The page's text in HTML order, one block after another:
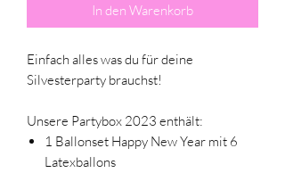
In den Warenkorb
Einfach alles was du für deine
Silvesterparty brauchst!
Unsere Partybox 2023 enthält:
1 Ballonset Happy New Year mit 6
Latexballons